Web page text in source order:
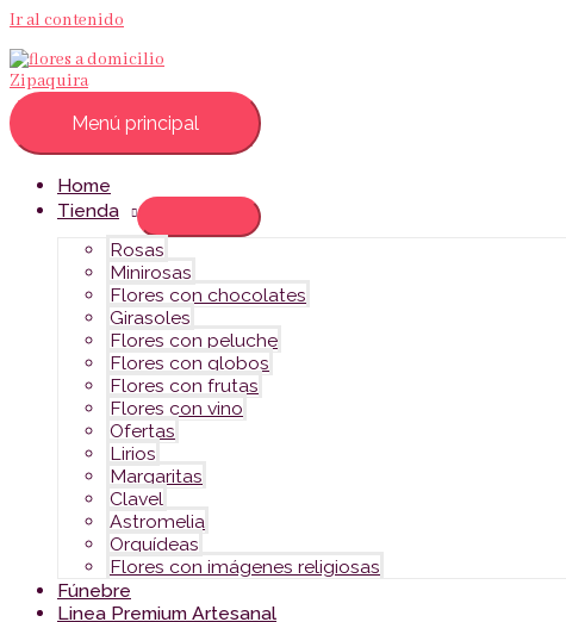
Ir al contenido
Menú principal
Home
Tienda
Rosas
Minirosas
Flores con chocolates
Girasoles
Flores con peluche
Flores con globos
Flores con frutas
Flores con vino
Ofertas
Lirios
Margaritas
Clavel
Astromelia
Orquídeas
Flores con imágenes religiosas
Fúnebre
Linea Premium Artesanal